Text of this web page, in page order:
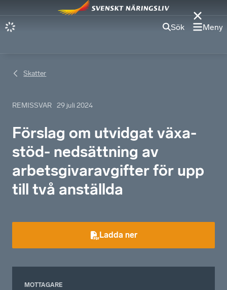
Sök Meny
Skatter
REMISSVAR 29 juli 2024
Förslag om utvidgat växa-
stöd- nedsättning av
arbetsgivaravgifter för upp
till två anställda
Ladda ner
MOTTAGARE